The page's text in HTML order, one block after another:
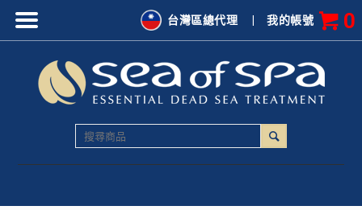
|我的帳號 0
台灣區總代理